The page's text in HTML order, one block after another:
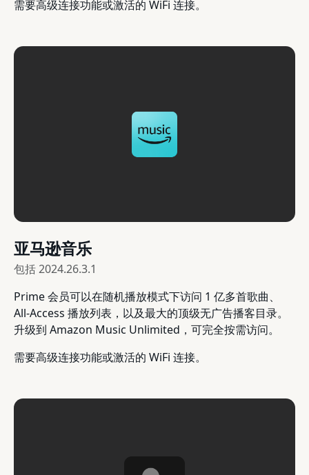
需要高级连接功能或激活的 WiFi 连接。
亚马逊音乐
包括2024.26.3.1
Prime 会员可以在随机播放模式下访问 1 亿多首歌曲、
All-Access 播放列表，以及最大的顶级无广告播客目录。
升级到 Amazon Music Unlimited，可完全按需访问。
需要高级连接功能或激活的 WiFi 连接。